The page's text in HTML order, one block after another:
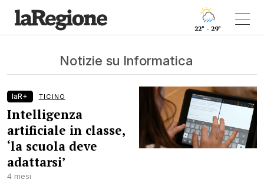
22° - 29°
Notizie su Informatica
laR+ TICINO
Intelligenza
artificiale in classe,
‘la scuola deve
adattarsi’
4 mesi